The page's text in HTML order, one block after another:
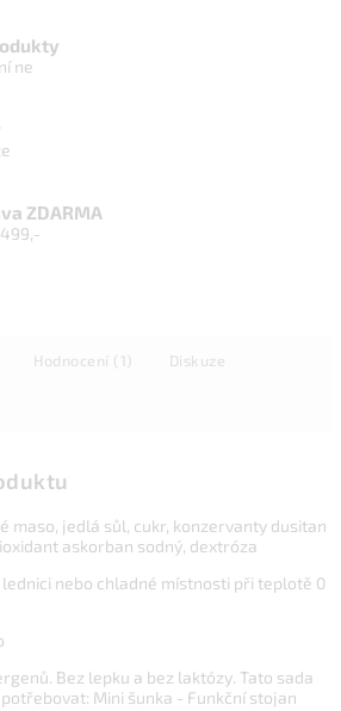
ne
ZDARMA
Hodnocení (1) Diskuze
maso, jedlá sůl, cukr, konzervanty dusitan
askorban sodný, dextróza
nebo chladné místnosti při teplotě 0
Bez lepku a bez laktózy. Tato sada
Mini šunka - Funkční stojan